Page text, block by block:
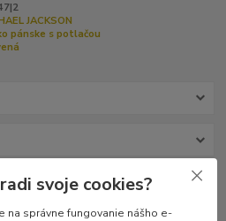
JACKSON
pánske s potlačou
svoje cookies?
na správne fungovanie nášho e-